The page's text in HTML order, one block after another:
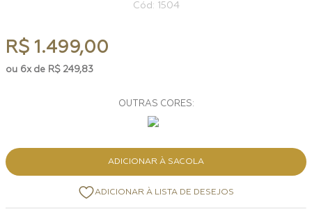
: 1504
R$ 1.499,00
6 R$ 249,83
ADICIONAR À SACOLA